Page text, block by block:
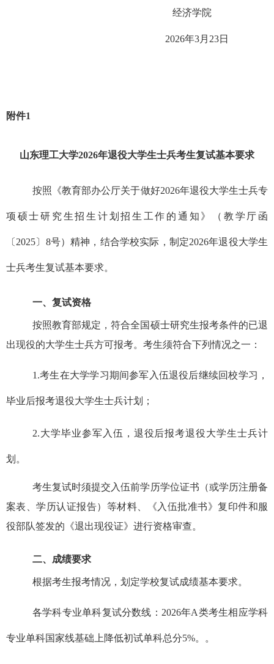
经济学院
2026年3月 23日
附件1
山东理工大学2026年退役大学生士兵考生复试基本要求
按照《教育部办公厅关于做好2026年退役大学生士兵专
项硕士研究生招生计划招生工作的通知》（教学厅函
〔 2025〕 8号）精神，结合学校实际，制定2026年退役大学生
士兵考生复试基本要求。
一、复试资格
按照教育部规定，符合全国硕士研究生报考条件的已退
出现役的大学生士兵方可报考。考生须符合下列情况之一：
1.考生在大学学习期间参军入伍退役后继续回校学习，
毕业后报考退役大学生士兵计划；
2.大学毕业参军入伍，退役后报考退役大学生士兵计
划。
考生复试时须提交入伍前学历学位证书（或学历注册备
案表、学历认证报告）等材料、《入伍批准书》复印件和服
役部队签发的《退出现役证》进行资格审查。
二、成绩要求
根据考生报考情况，划定学校复试成绩基本要求。
各学科专业单科复试分数线： 2026年A类考生相应学科
专业单科国家线基础上降低初试单科总分5%。。